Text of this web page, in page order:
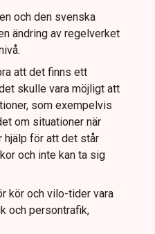
och den svenska
ändring av regelverket
att det finns ett
skulle vara möjligt att
som exempelvis
om situationer när
hjälp för att det står
och inte kan ta sig
kör och vilo-tider vara
och persontrafik,